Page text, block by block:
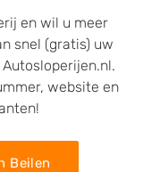
en wil u meer
snel (gratis) uw
website en
Beilen